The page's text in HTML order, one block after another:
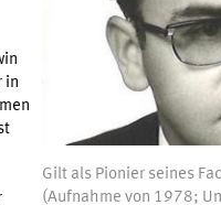
Gilt als Pionier seines
(Aufnahme von 1978;
in